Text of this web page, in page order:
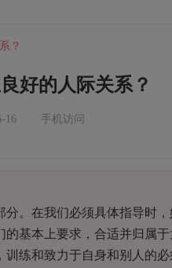
？
好的人际关系？
16 手机访问
。在我们必须具体指导时，
基本上要求，合适并归属
练和致力于自身和别人的